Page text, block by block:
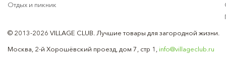
Отдых и пикник
© 2013-2026 VILLAGE CLUB. Лучшие товары для загородной жизни.
Москва, 2-й Хорошёвский проезд, дом 7, стр 1, info@villageclub.ru